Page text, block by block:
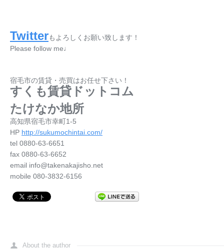
Twitterもよろしくお願い致します！
Please follow me♩
宿毛市の賃貸・売買はお任せ下さい！
すくも賃貸ドットコム
たけなか地所
高知県宿毛市幸町1-5
HP http://sukumochintai.com/
tel 0880-63-6651
fax 0880-63-6652
email info@takenakajisho.net
mobile 080-3832-6156
About the author